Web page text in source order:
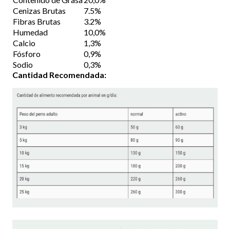
Cenizas Brutas
7.5%
Fibras Brutas
3.2%
Humedad
10,0%
Calcio
1,3%
Fósforo
0,9%
Sodio
0,3%
Cantidad Recomendada: